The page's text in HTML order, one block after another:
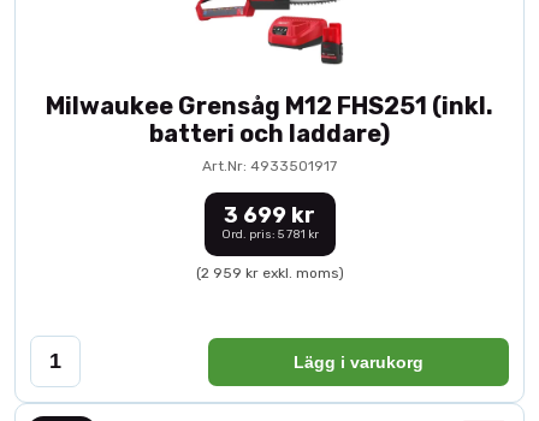
Milwaukee Grensåg M12 FHS251 (inkl.
batteri och laddare)
Art.Nr: 4933501917
3 699 kr
Ord. pris: 5 781 kr
(2 959 kr exkl. moms)
Lägg i varukorg